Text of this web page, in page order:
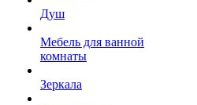
Душ
Мебель для ванной
комнаты
Зеркала